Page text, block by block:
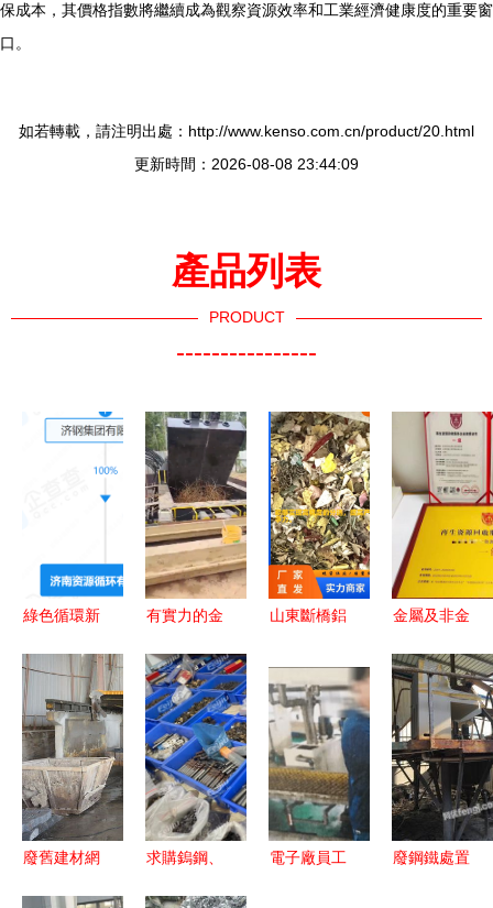
保成本，其價格指數將繼續成為觀察資源效率和工業經濟健康度的重要窗
口。
如若轉載，請注明出處：http://www.kenso.com.cn/product/20.html
更新時間：2026-08-08 23:44:09
產品列表
PRODUCT
----------------
綠色循環新
資源循環公
司注冊資本
1億，擘畫
金屬廢料高
值化藍圖
有實力的金
工廠如何選
擇，助您智
慧處理金屬
廢料與碎屑
山東斷橋鋁
機 金屬回
收領域的先
進利器
金屬及非金
屑加工處理
企業資質證
書申辦指南
廢舊建材網
求購鎢鋼、
電子廠員工
廢鋼鐵處置